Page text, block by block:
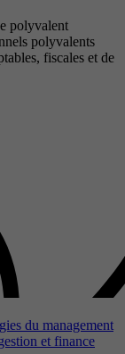
polyvalent
polyvalents
fiscales et de
du management
et finance